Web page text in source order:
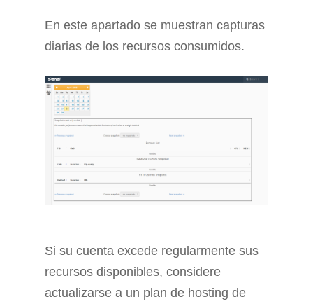
En este apartado se muestran capturas
diarias de los recursos consumidos.
Si su cuenta excede regularmente sus
recursos disponibles, considere
actualizarse a un plan de hosting de